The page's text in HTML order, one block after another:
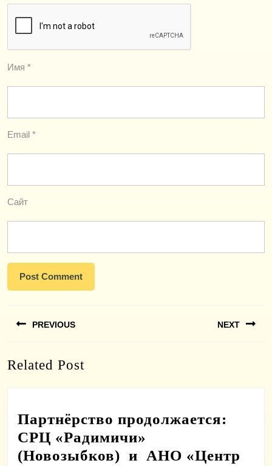
Имя *
Email *
Сайт
по
PREVIOUS
post:
NEXT
Related Post
Партнёрство продолжается:
СРЦ «Радимичи»
(Новозыбков) и АНО «Центр